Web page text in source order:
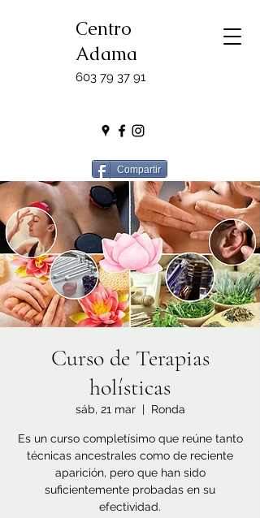
Centro
Adama
603 79 37 91
Compartir
Curso de Terapias
holísticas
sáb, 21 mar
  |
Ronda
Es un curso completísimo que reúne tanto
técnicas ancestrales como de reciente
aparición, pero que han sido
suficientemente probadas en su
efectividad.